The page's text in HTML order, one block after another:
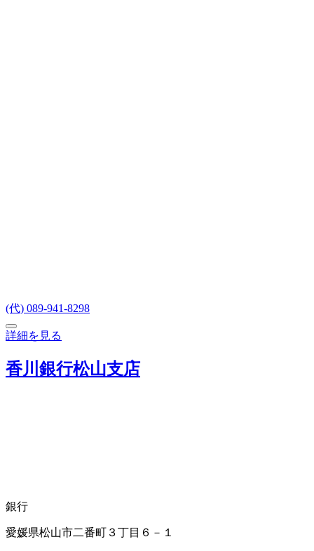
(代) 089-941-8298
詳細を見る
香川銀行松山支店
銀行
愛媛県松山市二番町３丁目６－１